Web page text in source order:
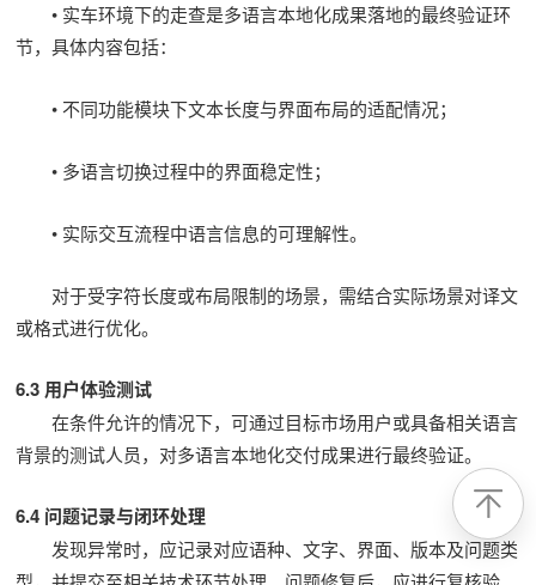
• 实车环境下的走查是多语言本地化成果落地的最终验证环
节，具体内容包括：
• 不同功能模块下文本长度与界面布局的适配情况；
• 多语言切换过程中的界面稳定性；
• 实际交互流程中语言信息的可理解性。
对于受字符长度或布局限制的场景，需结合实际场景对译文
或格式进行优化。
6.3 用户体验测试
在条件允许的情况下，可通过目标市场用户或具备相关语言
背景的测试人员，对多语言本地化交付成果进行最终验证。
6.4 问题记录与闭环处理
发现异常时，应记录对应语种、文字、界面、版本及问题类